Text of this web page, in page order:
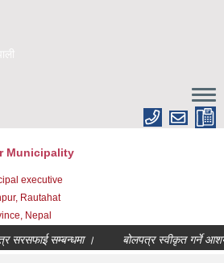
Municipality
executive
Rautahat
Nepal
सम्बन्धमा । बोलपत्र स्वीकृत गर्ने